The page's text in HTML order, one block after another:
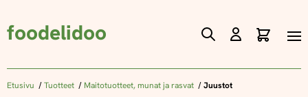
foodelidoo
Skip
Content
Etusivu Tuotteet Maitotuotteet, munat ja rasvat Juustot